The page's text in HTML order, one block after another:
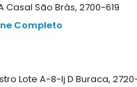
Casal São Brás, 2700-619
Completo
Lote A-8-lj D Buraca,